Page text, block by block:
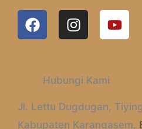
F
A
O
K
I
N
A
G
R
A
Y
O
E
Hubungi Kami
Jl. Lettu Dugdugan,
Kabupaten Karangasem,